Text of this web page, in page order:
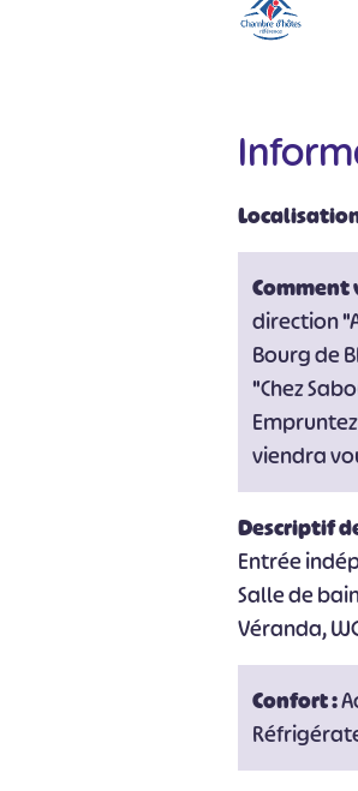
Comment
direction
Bourg de
"Chez
viendra
Descriptif
Entrée
Salle de
Véranda,
Confort :